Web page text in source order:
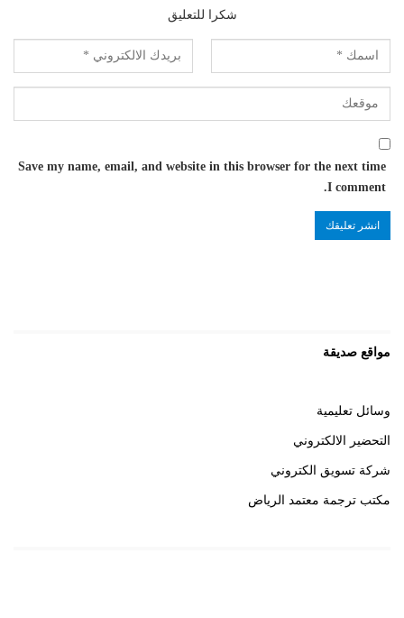
شكرا للتعليق
Save my name, email, and website in this browser for the next time
I comment.
مواقع صديقة
وسائل تعليمية
التحضير الالكتروني
شركة تسويق الكتروني
مكتب ترجمة معتمد الرياض